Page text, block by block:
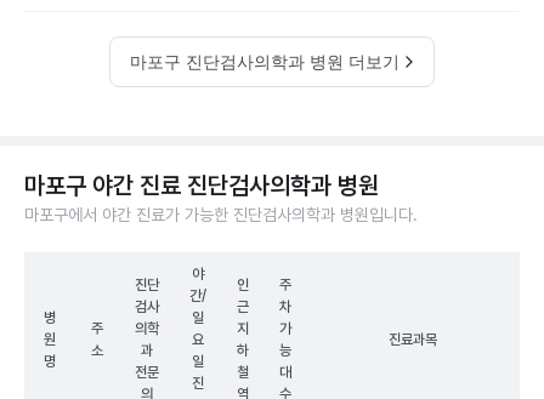
마포구 진단검사의학과 병원 더보기
마포구 야간 진료 진단검사의학과 병원
마포구에서 야간 진료가 가능한 진단검사의학과 병원입니다.
병
원
명
주
소
진단
검사
의학
과
전문
의
야
간/
일
요
일
진
인
근
지
하
철
역
주
차
가
능
대
수
진료과목